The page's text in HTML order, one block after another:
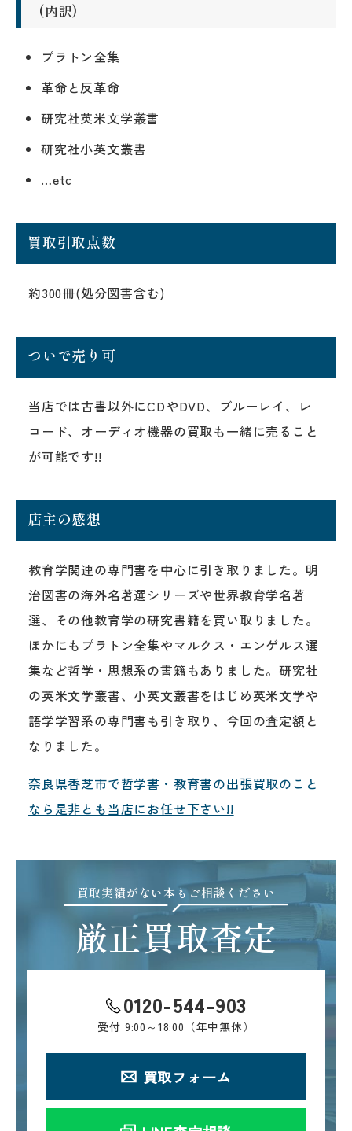
(内訳)
プラトン全集
革命と反革命
研究社英米文学叢書
研究社小英文叢書
…etc
買取引取点数
約300冊(処分図書含む)
ついで売り可
当店では古書以外にCDやDVD、ブルーレイ、レ
コード、オーディオ機器の買取も一緒に売ること
が可能です!!
店主の感想
教育学関連の専門書を中心に引き取りました。明
治図書の海外名著選シリーズや世界教育学名著
選、その他教育学の研究書籍を買い取りました。
ほかにもプラトン全集やマルクス・エンゲルス選
集など哲学・思想系の書籍もありました。研究社
の英米文学叢書、小英文叢書をはじめ英米文学や
語学学習系の専門書も引き取り、今回の査定額と
なりました。
奈良県香芝市で哲学書・教育書の出張買取のこと
なら是非とも当店にお任せ下さい!!
買取実績がない本もご相談ください
厳正買取査定
0120-544-903
受付 9:00～18:00（年中無休）
買取フォーム